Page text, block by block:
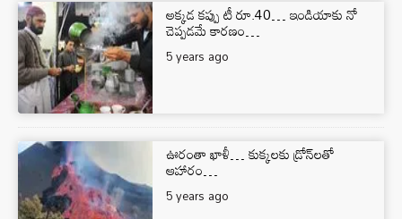
అక్క‌డ క‌ప్పు టీ రూ.40… ఇండియాకు నో
చెప్ప‌డ‌మే కార‌ణం…
5 years ago
ఊరంతా ఖాళీ… కుక్క‌లకు డ్రోన్‌ల‌తో
ఆహారం…
5 years ago